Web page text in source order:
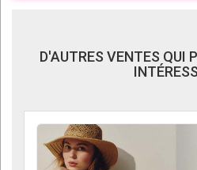
D'AUTRES VENTES QUI